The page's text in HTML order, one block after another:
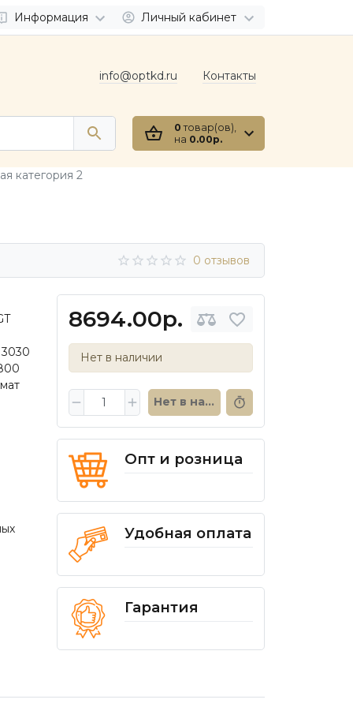
Информация Личный кабинет
info@optkd.ru Контакты
0 товар(ов),
на 0.00р.
категория 2
0 отзывов
8694.00р.
Нет в наличии
Нет в наличии
Опт и розница
Удобная оплата
Гарантия